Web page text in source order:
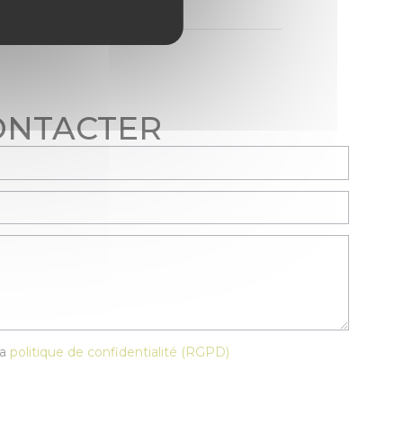
vide.
politique de confidentialité (RGPD)